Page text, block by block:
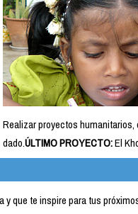
Realizar proyectos
dado.ÚLTIMO PROYECTO:El
que te inspire para tus